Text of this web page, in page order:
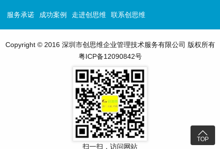

TOP
服务承诺 成功案例 走进创思维 联系创思维
Copyright © 2016 深圳市创思维企业管理技术服务有限公司 版权所有
粤ICP备12090842号
扫一扫，访问网站